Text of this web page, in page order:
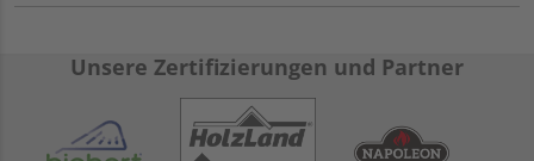
Unsere Zertifizierungen und Partner